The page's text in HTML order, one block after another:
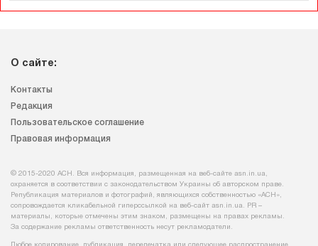
О сайте:
Контакты
Редакция
Пользовательское соглашение
Правовая информация
© 2015-2020 АСН. Вся информация, размещенная на веб-сайте asn.in.ua,
охраняется в соответствии с законодательством Украины об авторском праве.
Републикация материалов и фотографий, являющихся собственностью «АСН»,
сопровождается кликабельной гиперссылкой на веб-сайт asn.іn.ua. PR –
материалы, которые отмечены этим знаком, размещены на правах рекламы.
За содержание рекламы ответственность несут рекламодатели.